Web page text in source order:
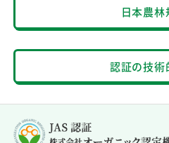
日本農林
認証の技術